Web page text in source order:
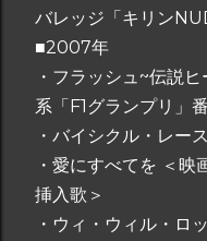
バレッジ「キリン
■2007年
・フラッシュ~伝説
系「F1グランプリ」
・バイシクル・レー
・愛にすべてを ＜
挿入歌＞
・ウィ・ウィル・ロ